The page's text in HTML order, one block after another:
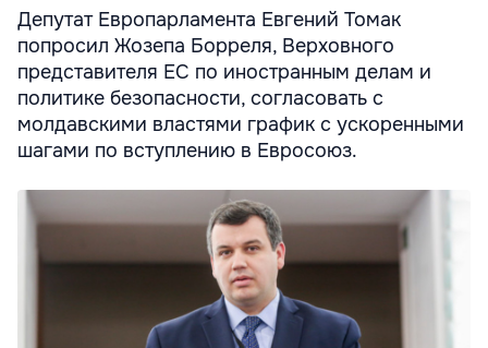
Депутат Европарламента Евгений Томак
попросил Жозепа Борреля, Верховного
представителя ЕС по иностранным делам и
политике безопасности, согласовать с
молдавскими властями график с ускоренными
шагами по вступлению в Евросоюз.